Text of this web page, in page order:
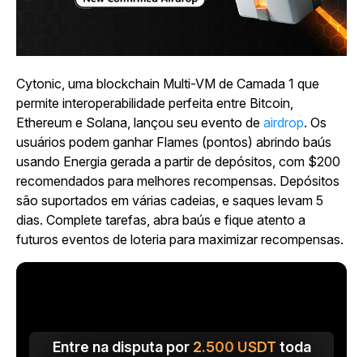
Cytonic, uma blockchain Multi-VM de Camada 1 que
permite interoperabilidade perfeita entre Bitcoin,
Ethereum e Solana, lançou seu evento de airdrop. Os
usuários podem ganhar Flames (pontos) abrindo baús
usando Energia gerada a partir de depósitos, com $200
recomendados para melhores recompensas. Depósitos
são suportados em várias cadeias, e saques levam 5
dias. Complete tarefas, abra baús e fique atento a
futuros eventos de loteria para maximizar recompensas.
Entre na disputa por 2.500 USDT toda